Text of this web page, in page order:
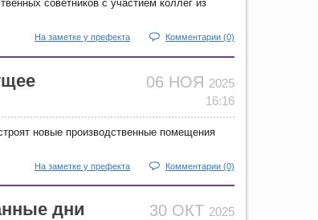
советников с участием коллег из
На заметке у префекта Комментарии (0)
06 НОЯ 2025
16:16
новые производственные помещения
На заметке у префекта Комментарии (0)
30 ОКТ 2025
дни